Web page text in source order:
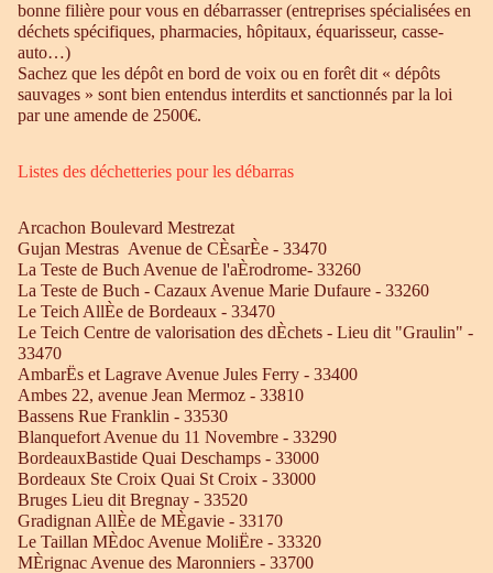
bonne filière pour vous en débarrasser (entreprises spécialisées en
déchets spécifiques, pharmacies, hôpitaux, équarisseur, casse-
auto…)
Sachez que les dépôt en bord de voix ou en forêt dit « dépôts
sauvages » sont bien entendus interdits et sanctionnés par la loi
par une amende de 2500€.
Listes des déchetteries pour les débarras
Arcachon Boulevard Mestrezat
Gujan Mestras Avenue de CÈsarÈe - 33470
La Teste de Buch Avenue de l'aÈrodrome- 33260
La Teste de Buch - Cazaux Avenue Marie Dufaure - 33260
Le Teich AllÈe de Bordeaux - 33470
Le Teich Centre de valorisation des dÈchets - Lieu dit "Graulin" -
33470
AmbarËs et Lagrave Avenue Jules Ferry - 33400
Ambes 22, avenue Jean Mermoz - 33810
Bassens Rue Franklin - 33530
Blanquefort Avenue du 11 Novembre - 33290
BordeauxBastide Quai Deschamps - 33000
Bordeaux Ste Croix Quai St Croix - 33000
Bruges Lieu dit Bregnay - 33520
Gradignan AllÈe de MÈgavie - 33170
Le Taillan MÈdoc Avenue MoliËre - 33320
MÈrignac Avenue des Maronniers - 33700